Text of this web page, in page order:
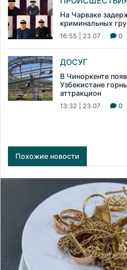
На Чарваке
криминальных
16:55 | 23.07 0
ДОСУГ
В Чиноркенте
Узбекистане
аттракцион
13:32 | 23.07 0
Похожие новости